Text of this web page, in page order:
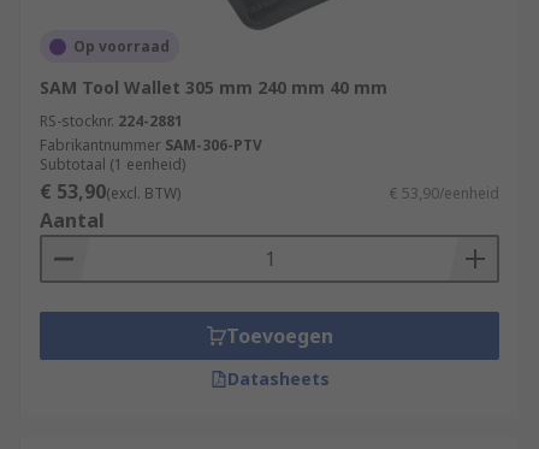
Op voorraad
SAM Tool Wallet 305 mm 240 mm 40 mm
RS-stocknr. 224-2881
Fabrikantnummer SAM-306-PTV
Subtotaal (1 eenheid)
€ 53,90(excl. BTW) € 53,90/eenheid
Aantal
Toevoegen
Datasheets